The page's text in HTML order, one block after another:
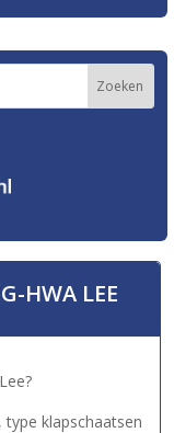
HWA LEE
klapschaatsen